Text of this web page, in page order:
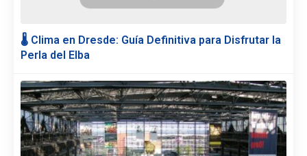
🌡️ Clima en Dresde: Guía Definitiva para Disfrutar la
Perla del Elba